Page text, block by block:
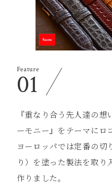
Feature
01
『重なり合う先⼈達の
ーモニー』をテーマにロ
ヨーロッパでは定番の切
り）を塗った製法を取
作りました。